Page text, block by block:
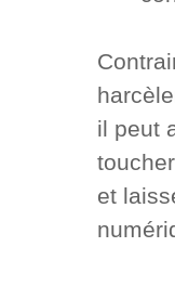
il peut
et